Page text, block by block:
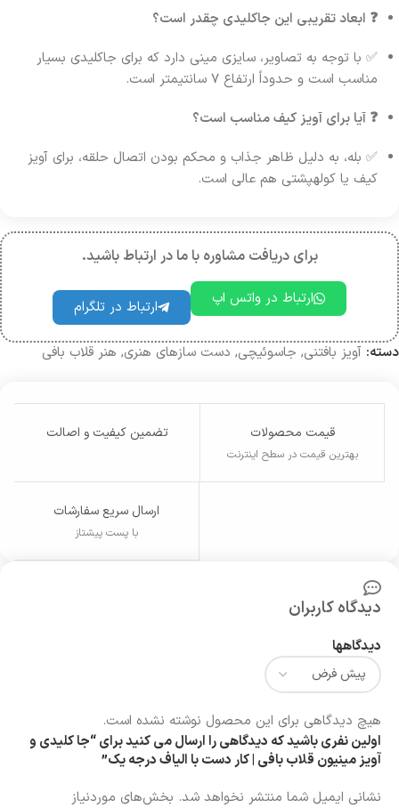
❓ ابعاد تقریبی این جاکلیدی چقدر است؟
✅ با توجه به تصاویر، سایزی مینی دارد که برای جاکلیدی بسیار
مناسب است و حدوداً ارتفاع ۷ سانتیمتر است.
❓ آیا برای آویز کیف مناسب است؟
✅ بله، به دلیل ظاهر جذاب و محکم بودن اتصال حلقه، برای آویز
کیف یا کولهپشتی هم عالی است.
برای دریافت مشاوره با ما در ارتباط باشید.
ارتباط در واتس اپ ارتباط در تلگرام
دسته: آویز بافتنی, جاسوئیچی, دست سازهای هنری, هنر قلاب بافی
قیمت محصولات
بهترین قیمت در سطح اینترنت
تضمین کیفیت و اصالت
ارسال سریع سفارشات
با پست پیشتاز
دیدگاه کاربران
دیدگاهها
هیچ دیدگاهی برای این محصول نوشته نشده است.
اولین نفری باشید که دیدگاهی را ارسال می کنید برای “جا کلیدی و
آویز مینیون قلاب بافی | کار دست با الیاف درجه یک”
نشانی ایمیل شما منتشر نخواهد شد. بخش‌های موردنیاز